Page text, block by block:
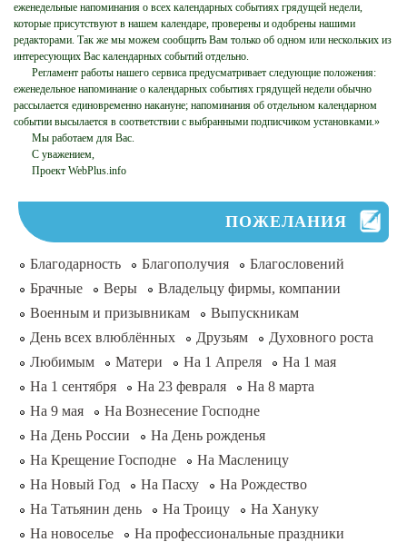
еженедельные напоминания о всех календарных событиях грядущей недели,
которые присутствуют в нашем календаре, проверены и одобрены нашими
редакторами. Так же мы можем сообщить Вам только об одном или нескольких из
интересующих Вас календарных событий отдельно.
Регламент работы нашего сервиса предусматривает следующие положения:
еженедельное напоминание о календарных событиях грядущей недели обычно
рассылается единовременно накануне; напоминания об отдельном календарном
событии высылается в соответствии с выбранными подписчиком установками.»
Мы работаем для Вас.
С уважением,
Проект WebPlus.info
ПОЖЕЛАНИЯ
Благодарность Благополучия
Благословений
Брачные
Веры
Владельцу фирмы, компании
Военным и призывникам
Выпускникам
День всех влюблённых
Друзьям
Духовного роста
Любимым
Матери На 1 Апреля
На 1 мая
На 1 сентября
На 23 февраля
На 8 марта
На 9 мая
На Вознесение Господне
На День России
На День рожденья
На Крещение Господне
На Масленицу
На Новый Год
На Пасху
На Рождество
На Татьянин день
На Троицу
На Хануку
На новоселье
На профессиональные праздники